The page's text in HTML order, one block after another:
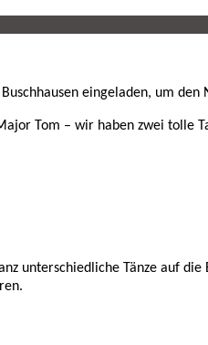
eingeladen, um
Tom – wir haben zwei tolle
unterschiedliche Tänze auf